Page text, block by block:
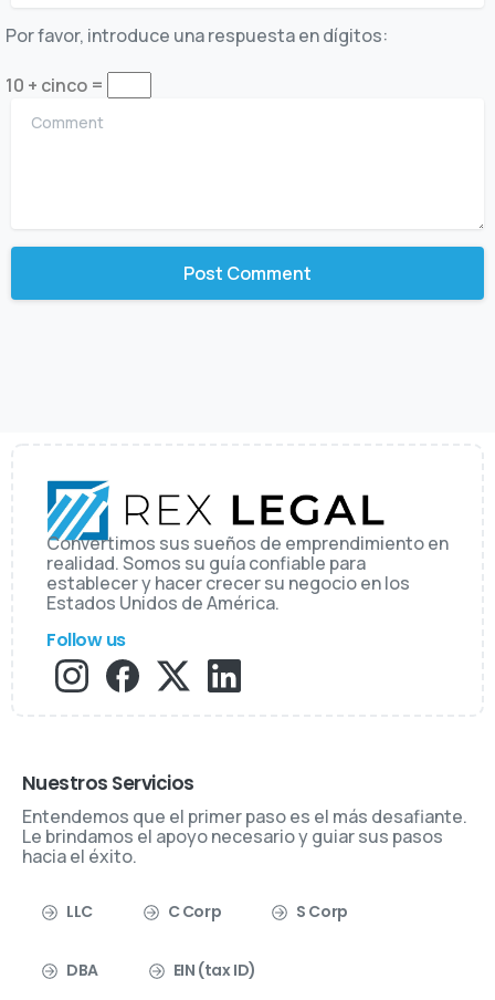
Por favor, introduce una respuesta en dígitos:
10 + cinco =
Convertimos sus sueños de emprendimiento en
realidad. Somos su guía confiable para
establecer y hacer crecer su negocio en los
Estados Unidos de América.
Follow us
Nuestros Servicios
Entendemos que el primer paso es el más desafiante.
Le brindamos el apoyo necesario y guiar sus pasos
hacia el éxito.
LLC C Corp S Corp
DBA EIN (tax ID)